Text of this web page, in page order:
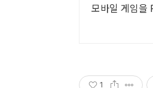
모바일 게임을
1